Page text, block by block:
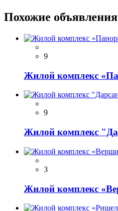
Похожие объявления
9
Жилой комплекс
9
Жилой комплекс
3
Жилой комплекс